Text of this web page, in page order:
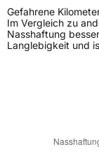
Gefahrene
Im Vergleich zu
Nasshaftung
Langlebigkeit und